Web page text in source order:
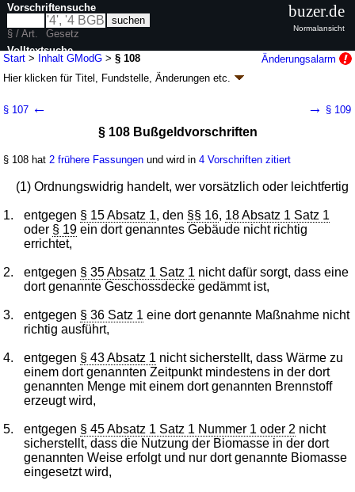
Start > Inhalt GModG >§ 108
Änderungsalarm
Hier klicken fürTitel, Fundstelle, Änderungen etc.
(GModG)
Artikel 1 G. v. 08.08.2020BGBl. I S. 1728( Nr. 37 ); zuletzt geändert durch
Geltung ab 01.11.2020; FNA: 754-30Energieversorgung
wird in 87 Vorschriften zitiert
Teil 8 Besondere Gebäude, Bußgeldvorschriften,
Anschluss- und Benutzungszwang
§ 107 ← → § 109
§ 108 Bußgeldvorschriften
§ 108 hat 2 frühere Fassungen und wird in4 Vorschriften zitiert
(1) Ordnungswidrig handelt, wer vorsätzlich oder leichtfertig
1. entgegen § 15 Absatz 1, den §§ 16, 18 Absatz 1 Satz 1
oder § 19 ein dort genanntes Gebäude nicht richtig
errichtet,
2. entgegen § 35 Absatz 1 Satz 1 nicht dafür sorgt, dass eine
dort genannte Geschossdecke gedämmt ist,
3. entgegen § 36 Satz 1 eine dort genannte Maßnahme nicht
richtig ausführt,
4. entgegen § 43 Absatz 1 nicht sicherstellt, dass Wärme zu
einem dort genannten Zeitpunkt mindestens in der dort
genannten Menge mit einem dort genannten Brennstoff
erzeugt wird,
5. entgegen § 45 Absatz 1 Satz 1 Nummer 1 oder 2 nicht
sicherstellt, dass die Nutzung der Biomasse in der dort
genannten Weise erfolgt und nur dort genannte Biomasse
eingesetzt wird,
Vorschriftensuche
§ / Art.
Gesetz
Volltextsuche
nur in GModG
buzer.de
Normalansicht